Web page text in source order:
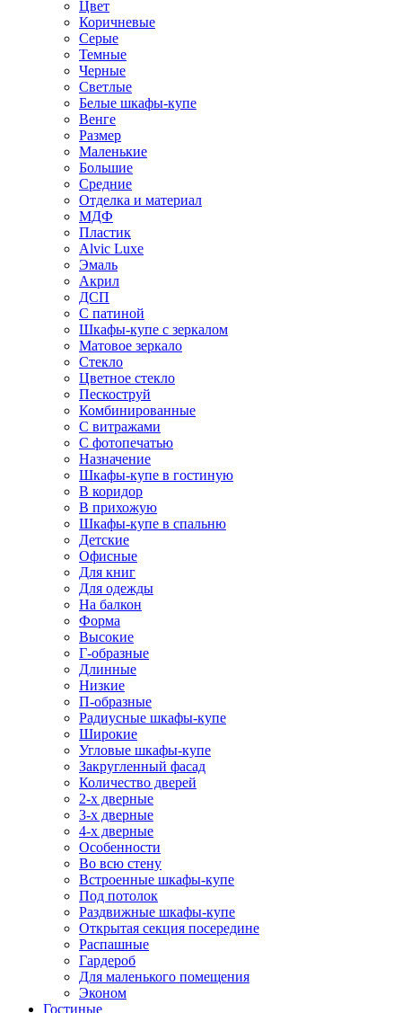
Цвет
Коричневые
Серые
Темные
Черные
Светлые
Белые шкафы-купе
Венге
Размер
Маленькие
Большие
Средние
Отделка и материал
МДФ
Пластик
Alvic Luxe
Эмаль
Акрил
ДСП
С патиной
Шкафы-купе с зеркалом
Матовое зеркало
Стекло
Цветное стекло
Пескоструй
Комбинированные
С витражами
С фотопечатью
Назначение
Шкафы-купе в гостиную
В коридор
В прихожую
Шкафы-купе в спальню
Детские
Офисные
Для книг
Для одежды
На балкон
Форма
Высокие
Г-образные
Длинные
Низкие
П-образные
Радиусные шкафы-купе
Широкие
Угловые шкафы-купе
Закругленный фасад
Количество дверей
2-х дверные
3-х дверные
4-х дверные
Особенности
Во всю стену
Встроенные шкафы-купе
Под потолок
Раздвижные шкафы-купе
Открытая секция посередине
Распашные
Гардероб
Для маленького помещения
Эконом
Гостиные